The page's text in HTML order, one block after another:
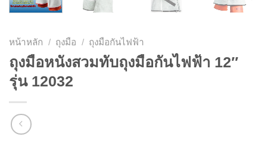
หน้าหลัก / ถุงมือ / ถุงมือกันไฟฟ้า
ถุงมือหนังสวมทับถุงมือกันไฟฟ้า 12″
รุ่น 12032